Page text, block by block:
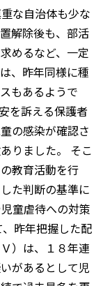
な自治体も少な
解除後も、部活
めるなど、一定
、昨年同様に種
もあるようで
を訴える保護者
の感染が確認さ
りました。 そこ
教育活動を行
た判断の基準に
童虐待への対策
昨年把握した配
）は、１８年連
があるとして児